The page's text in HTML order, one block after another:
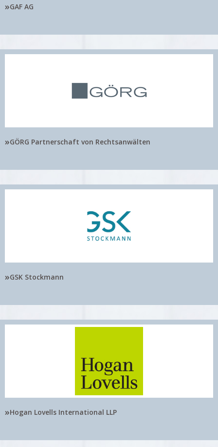
»GAF AG
»GÖRG Partnerschaft von Rechtsanwälten
»GSK Stockmann
»Hogan Lovells International LLP